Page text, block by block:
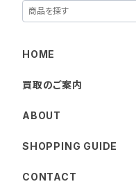
HOME
買取のご案内
ABOUT
SHOPPING GUIDE
CONTACT